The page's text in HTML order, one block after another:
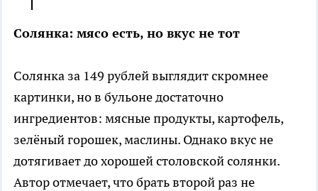
Солянка: мясо есть, но вкус не тот
Солянка за 149 рублей выглядит скромнее
картинки, но в бульоне достаточно
ингредиентов: мясные продукты, картофель,
зелёный горошек, маслины. Однако вкус не
дотягивает до хорошей столовской солянки.
Автор отмечает, что брать второй раз не